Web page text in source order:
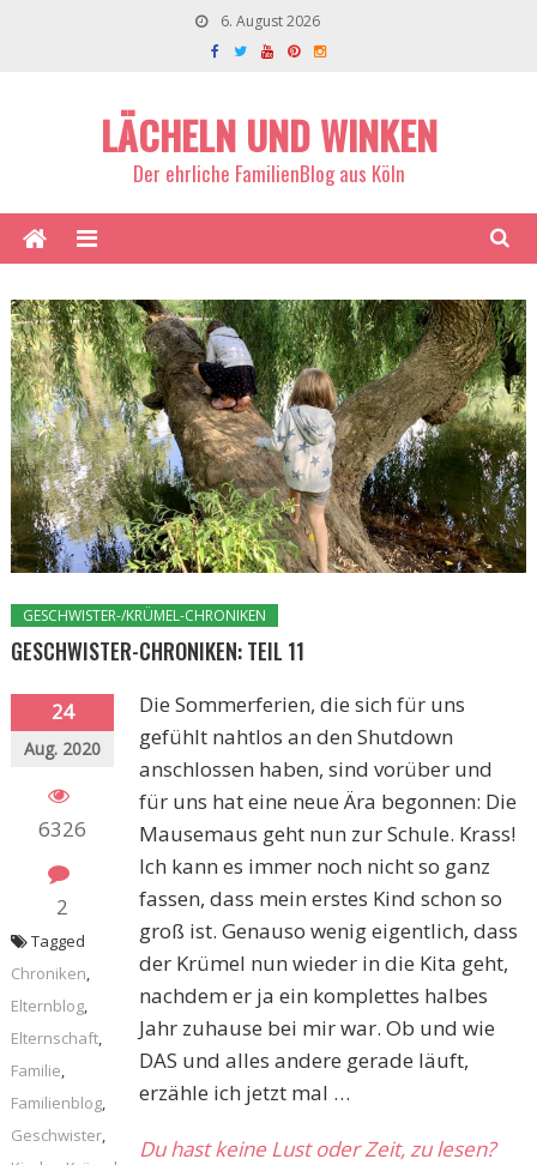
6. August 2026
LÄCHELN UND WINKEN
Der ehrliche FamilienBlog aus Köln
GESCHWISTER-/KRÜMEL-CHRONIKEN
GESCHWISTER-CHRONIKEN: TEIL 11
24
Aug. 2020
6326
2
Die Sommerferien, die sich für uns
gefühlt nahtlos an den Shutdown
anschlossen haben, sind vorüber und
für uns hat eine neue Ära begonnen: Die
Mausemaus geht nun zur Schule. Krass!
Ich kann es immer noch nicht so ganz
fassen, dass mein erstes Kind schon so
groß ist. Genauso wenig eigentlich, dass
der Krümel nun wieder in die Kita geht,
nachdem er ja ein komplettes halbes
Jahr zuhause bei mir war. Ob und wie
DAS und alles andere gerade läuft,
erzähle ich jetzt mal …
Du hast keine Lust oder Zeit, zu lesen?
Tagged
Chroniken,
Elternblog,
Elternschaft,
Familie,
Familienblog,
Geschwister,